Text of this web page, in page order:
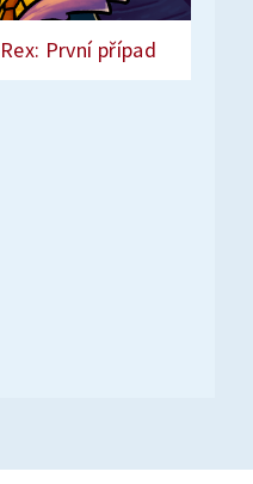
První případ